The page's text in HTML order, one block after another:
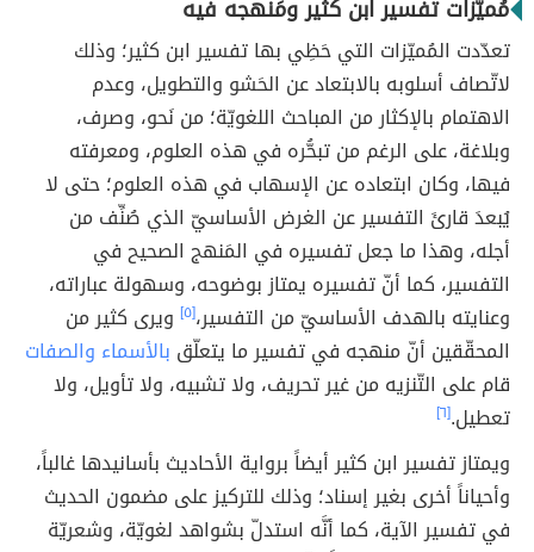
مُميّزات تفسير ابن كثير ومَنهجه فيه
تعدّدت المُميّزات التي حَظِي بها تفسير ابن كثير؛ وذلك
لاتّصاف أسلوبه بالابتعاد عن الحَشو والتطويل، وعدم
الاهتمام بالإكثار من المباحث اللغويّة؛ من نَحو، وصرف،
وبلاغة، على الرغم من تبحُّره في هذه العلوم، ومعرفته
فيها، وكان ابتعاده عن الإسهاب في هذه العلوم؛ حتى لا
يُبعدَ قارئَ التفسير عن الغرض الأساسيّ الذي صُنِّف من
أجله، وهذا ما جعل تفسيره في المَنهج الصحيح في
التفسير، كما أنّ تفسيره يمتاز بوضوحه، وسهولة عباراته،
وعنايته بالهدف الأساسيّ من التفسير،[٥]
ويرى كثير من
المحقّقين أنّ منهجه في تفسير ما يتعلّق بالأسماء والصفات
قام على التّنزيه من غير تحريف، ولا تشبيه، ولا تأويل، ولا
تعطيل.[٦]
ويمتاز تفسير ابن كثير أيضاً برواية الأحاديث بأسانيدها غالباً،
وأحياناً أخرى بغير إسناد؛ وذلك للتركيز على مضمون الحديث
في تفسير الآية، كما أنَّه استدلّ بشواهد لغويّة، وشعريّة